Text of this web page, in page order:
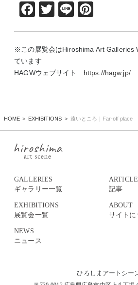
Facebook
Twitter
Line
※この展覧会はHiroshima Art Galleries
ています
HAGWウェブサイト https://hagw.jp/
HOME EXHIBITIONS 遠いところ｜Far-off place
ひろしまアートシー
GALLERIES
ギャラリー一覧
EXHIBITIONS
展覧会一覧
NEWS
ニュース
ARTICLE
記事
ABOUT
サイトに